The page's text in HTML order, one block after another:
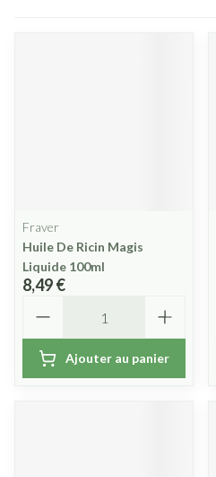
Fraver
Huile De Ricin Magis
Liquide 100ml
8,49 €
Ajouter au panier